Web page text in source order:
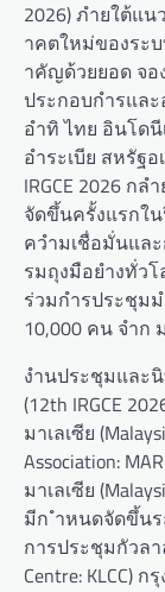
2026) ภำยใต้แ
าคตใหม่ของระ
ำคัญด้วยยอด จอ
ประกอบกำรแล
อำทิ ไทย อินโด
อำระเบีย สหรัฐ
IRGCE 2026 ก
จัดขึ้นครั้งแรกใ
ควำมเชื่อมั่นแล
รมถุงมือยำงทั่ว
ร่วมกำรประชุม
10,000 คน จำก
งำนประชุมและ
(12th IRGCE
มาเลเซีย
Association:
มาเลเซีย
มีก ำหนดจัดขึ้น
การประชุมกัวลา
Centre: KLCC)